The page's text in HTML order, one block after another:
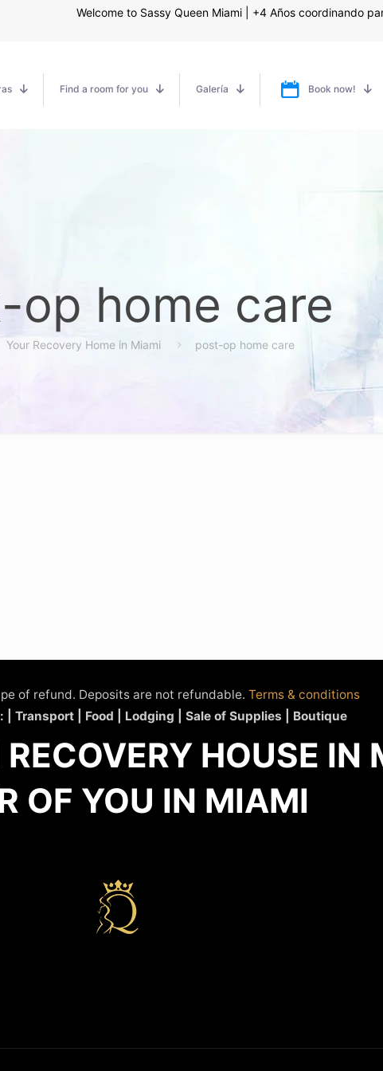
Welcome to Sassy Queen Miami | +4 Años coordinando
Find a room for you Galería Book now!
op home care
Your Recovery Home in Miami post-op home care
of refund. Deposits are not refundable. Terms & conditions
| Transport | Food | Lodging | Sale of Supplies | Boutique
HOUSE IN
OF YOU IN MIAMI